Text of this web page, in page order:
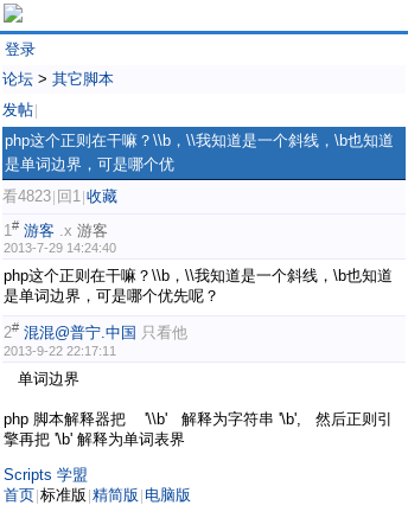
登录
论坛 > 其它脚本
发帖
php这个正则在干嘛？\\b，\\我知道是一个斜线，\b也知道
是单词边界，可是哪个优
看4823 回1 收藏
1# 游客 .x 游客
2013-7-29 14:24:40
php这个正则在干嘛？\\b，\\我知道是一个斜线，\b也知道
是单词边界，可是哪个优先呢？
2# 混混@普宁.中国 只看他
2013-9-22 22:17:11
单词边界
php 脚本解释器把 '\\b' 解释为字符串 '\b', 然后正则引
擎再把 '\b' 解释为单词表界
Scripts 学盟
首页|标准版 |精简版 | 电脑版